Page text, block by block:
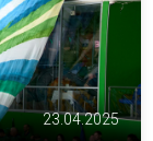
23.04.2025